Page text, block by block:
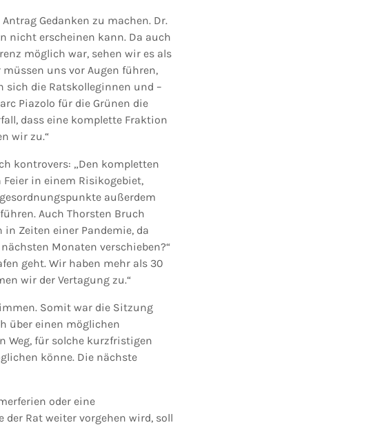
Gedanken zu machen. Dr.
nicht erscheinen kann. Da auch
möglich war, sehen wir es als
uns vor Augen führen,
sich die Ratskolleginnen und –
Piazolo für die Grünen die
dass eine komplette Fraktion
wir zu.“
kontrovers: „Den kompletten
in einem Risikogebiet,
außerdem
Auch Thorsten Bruch
in Zeiten einer Pandemie, da
Monaten verschieben?“
geht. Wir haben mehr als 30
wir der Vertagung zu.“
Somit war die Sitzung
über einen möglichen
Weg, für solche kurzfristigen
könne. Die nächste
oder eine
der Rat weiter vorgehen wird, soll